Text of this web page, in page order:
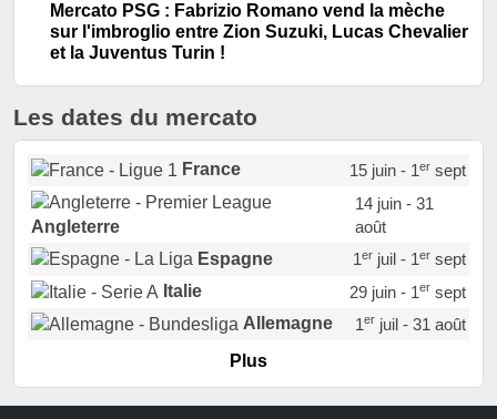
Mercato PSG : Fabrizio Romano vend la mèche
sur l'imbroglio entre Zion Suzuki, Lucas Chevalier
et la Juventus Turin !
Les dates du mercato
France 15 juin - 1ersept
Angleterre
14 juin - 31
août
Espagne
1erjuil - 1ersept
Italie
29 juin - 1ersept
Allemagne
1erjuil - 31 août
Portugal
Pays-Bas
22 juin - 2 sept
Plus